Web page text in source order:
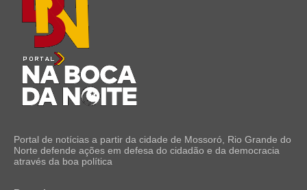
Portal de notícias a partir da cidade de Mossoró, Rio Grande do
Norte defende ações em defesa do cidadão e da democracia
através da boa política